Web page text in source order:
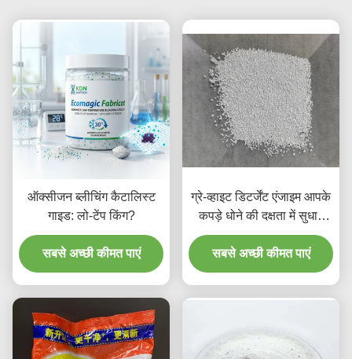
ऑक्सीजन ब्लीचिंग कैटालिस्ट
गाइड: लो-टेंप किंग?
सबसे अच्छी कीमत पाएं
ग्रे-व्हाइट डिटर्जेंट एंजाइम आपके
कपड़े धोने की दक्षता में सुधार
करता है
सबसे अच्छी कीमत पाएं